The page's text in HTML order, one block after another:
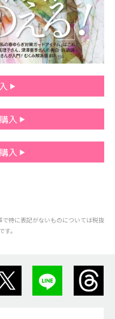
入
入
特に表記がないものについては税抜
。